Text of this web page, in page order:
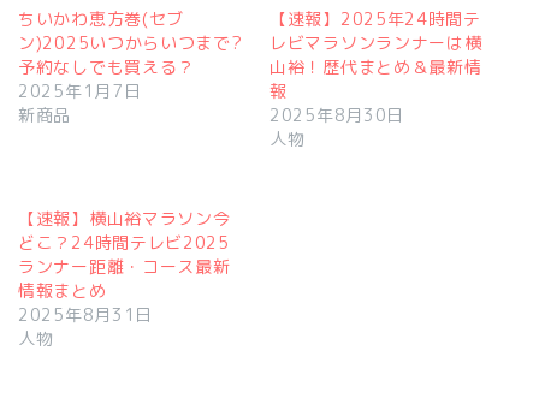
ちいかわ恵方巻(セブ
ン)2025いつからいつまで?
予約なしでも買える？
2025年1月7日
新商品
【速報】2025年24時間テ
レビマラソンランナーは横
山裕！歴代まとめ＆最新情
報
2025年8月30日
人物
【速報】横山裕マラソン今
どこ？24時間テレビ2025
ランナー距離・コース最新
情報まとめ
2025年8月31日
人物